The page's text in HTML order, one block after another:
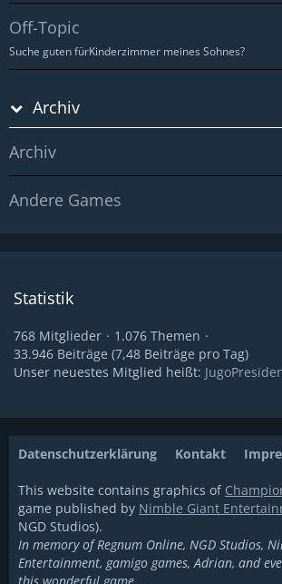
Off-Topic
Suche guten fürKinderzimmer meines Sohnes?
Archiv
Archiv
Andere Games
Statistik
768 Mitglieder
1.076 Themen
33.946 Beiträge (7,48 Beiträge pro Tag)
Unser neuestes Mitglied heißt:
Datenschutzerklärung Kontakt
This website contains graphics of
game published by Nimble Giant
NGD Studios).
In memory of Regnum Online, NGD Studios,
Entertainment, gamigo games, Adrian, and